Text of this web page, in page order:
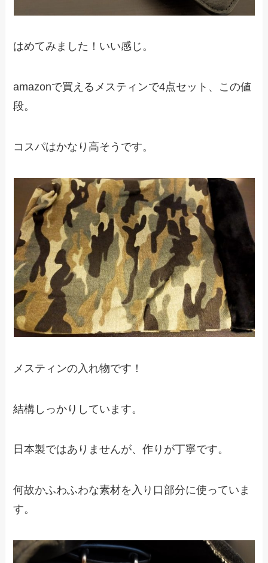
はめてみました！いい感じ。
amazonで買えるメスティンで4点セット、この値
段。
コスパはかなり高そうです。
メスティンの入れ物です！
結構しっかりしています。
日本製ではありませんが、作りが丁寧です。
何故かふわふわな素材を入り口部分に使っていま
す。